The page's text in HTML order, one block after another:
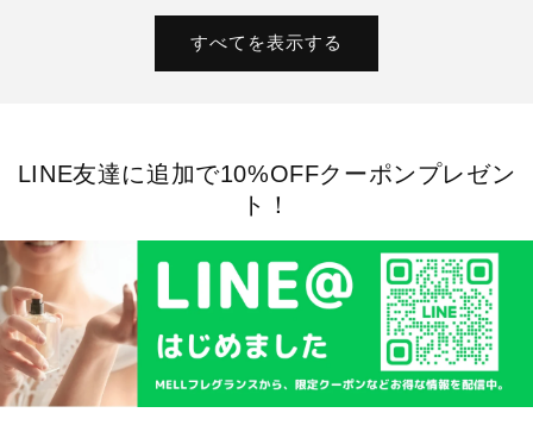
すべてを表示する
LINE友達に追加で10%OFFクーポンプレゼン
ト！